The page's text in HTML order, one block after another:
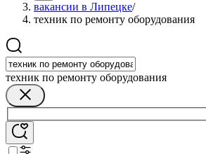
вакансии в Липецке/
техник по ремонту оборудования
техник по ремонту оборудования